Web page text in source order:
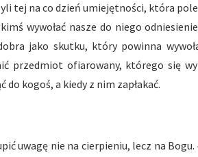
tej na co dzień umiejętności, która
wywołać nasze do niego
jako skutku, który powinna
przedmiot ofiarowany, którego się
kogoś, a kiedy z nim zapłakać.
uwagę nie na cierpieniu, lecz na